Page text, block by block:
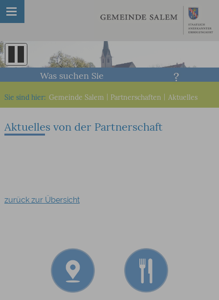
Sie sind hier: Gemeinde Salem Partnerschaften Aktuelles
Was suchen Sie
Aktuelles von der Partnerschaft
zurück zur Übersicht